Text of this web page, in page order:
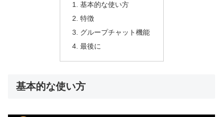
基本的な使い方
特徴
グループチャット機能
最後に
基本的な使い方